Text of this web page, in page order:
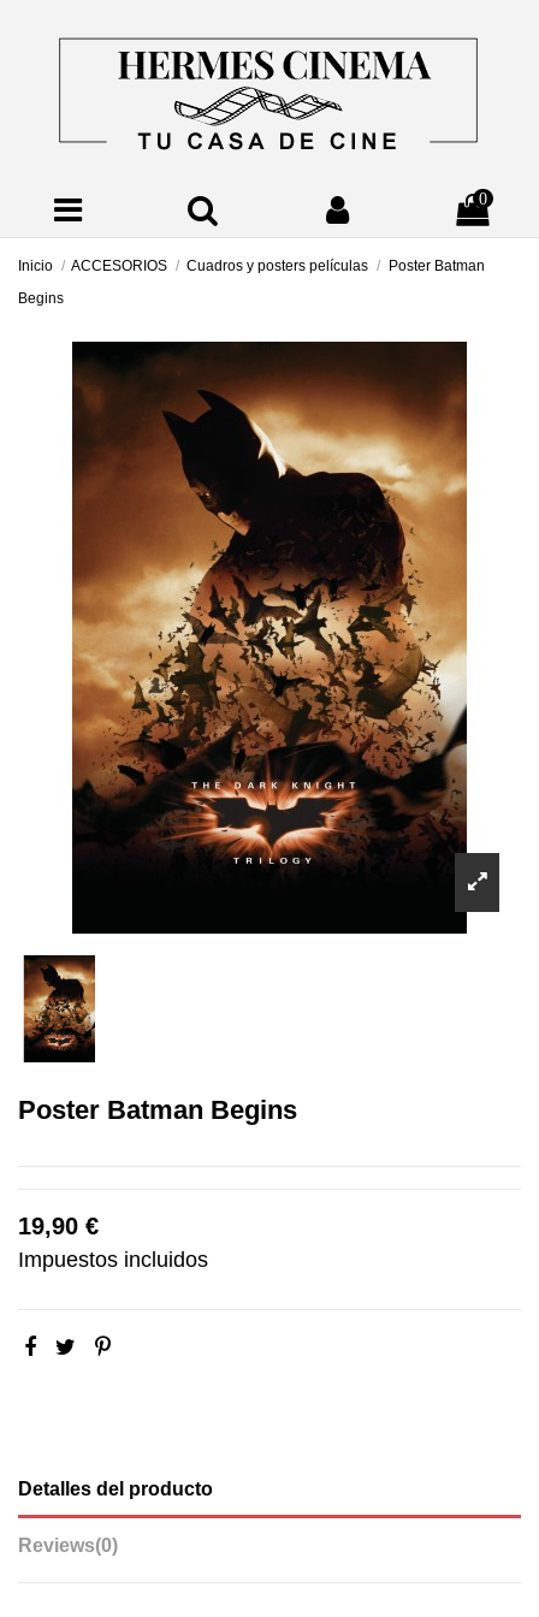
0
Inicio ACCESORIOS Cuadros y posters películas
Poster Batman
Begins
Poster Batman Begins
19,90 €
Impuestos incluidos
Detalles del producto
Reviews(0)